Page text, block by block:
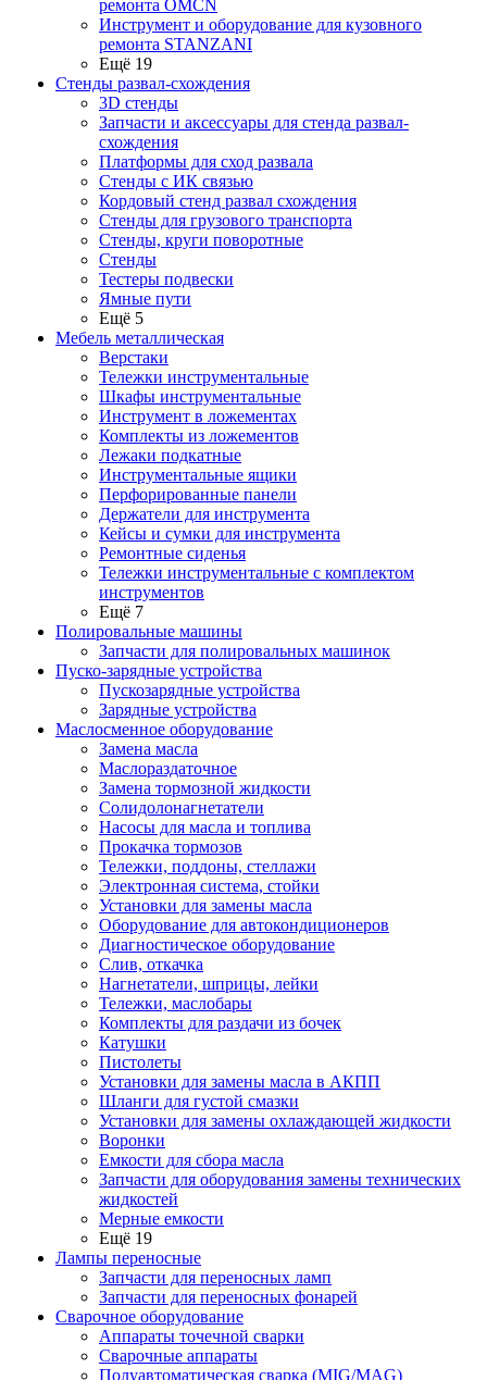
ремонта OMCN
Инструмент и оборудование для кузовного
ремонта STANZANI
Ещё 19
Стенды развал-схождения
3D стенды
Запчасти и аксессуары для стенда развал-
схождения
Платформы для сход развала
Стенды с ИК связью
Кордовый стенд развал схождения
Стенды для грузового транспорта
Стенды, круги поворотные
Стенды
Тестеры подвески
Ямные пути
Ещё 5
Мебель металлическая
Верстаки
Тележки инструментальные
Шкафы инструментальные
Инструмент в ложементах
Комплекты из ложементов
Лежаки подкатные
Инструментальные ящики
Перфорированные панели
Держатели для инструмента
Кейсы и сумки для инструмента
Ремонтные сиденья
Тележки инструментальные с комплектом
инструментов
Ещё 7
Полировальные машины
Запчасти для полировальных машинок
Пуско-зарядные устройства
Пускозарядные устройства
Зарядные устройства
Маслосменное оборудование
Замена масла
Маслораздаточное
Замена тормозной жидкости
Солидолонагнетатели
Насосы для масла и топлива
Прокачка тормозов
Тележки, поддоны, стеллажи
Электронная система, стойки
Установки для замены масла
Оборудование для автокондиционеров
Диагностическое оборудование
Слив, откачка
Нагнетатели, шприцы, лейки
Тележки, маслобары
Комплекты для раздачи из бочек
Катушки
Пистолеты
Установки для замены масла в АКПП
Шланги для густой смазки
Установки для замены охлаждающей жидкости
Воронки
Емкости для сбора масла
Запчасти для оборудования замены технических
жидкостей
Мерные емкости
Ещё 19
Лампы переносные
Запчасти для переносных ламп
Запчасти для переносных фонарей
Сварочное оборудование
Аппараты точечной сварки
Сварочные аппараты
Полуавтоматическая сварка (MIG/MAG)